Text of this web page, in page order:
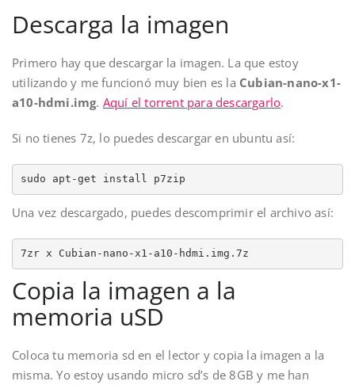
Descarga la imagen
Primero hay que descargar la imagen. La que estoy
utilizando y me funcionó muy bien es la Cubian-nano-x1-
a10-hdmi.img. Aquí el torrent para descargarlo.
Si no tienes 7z, lo puedes descargar en ubuntu así:
sudo apt-get install p7zip
Una vez descargado, puedes descomprimir el archivo así:
7zr x Cubian-nano-x1-a10-hdmi.img.7z
Copia la imagen a la
memoria uSD
Coloca tu memoria sd en el lector y copia la imagen a la
misma. Yo estoy usando micro sd’s de 8GB y me han